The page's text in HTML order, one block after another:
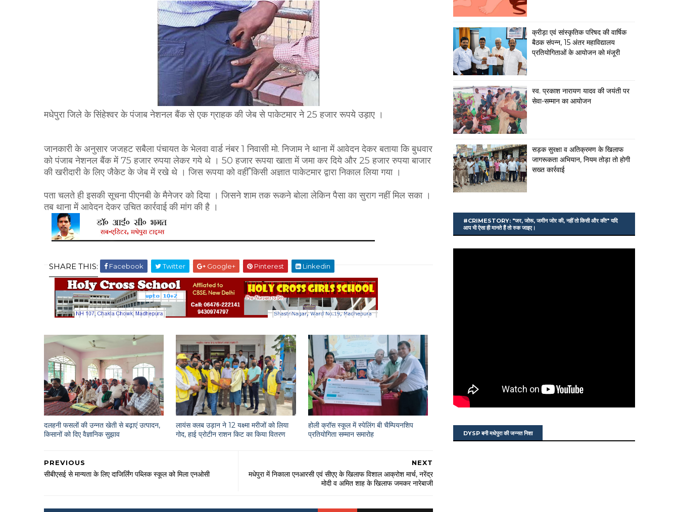
मधेपुरा जिले के सिंहेश्वर के पंजाब नेशनल बैंक से एक ग्राहक की जेब से पाकेटमार ने 25 हजार रूपये उड़ाए ।
जानकारी के अनुसार जजहट सबैला पंचायत के भेलवा वार्ड नंबर 1 निवासी मो. निजाम ने थाना में आवेदन देकर बताया कि बुधवार
को पंजाब नेशनल बैंक में 75 हजार रुपया लेकर गये थे । 50 हजार रूपया खाता में जमा कर दिये और 25 हजार रुपया बाजार
की खरीदारी के लिए जैकेट के जेब में रखे थे । जिस रूपया को वहीँ किसी अज्ञात पाकेटमार द्वारा निकाल लिया गया ।
पता चलते ही इसकी सूचना पीएनबी के मैनेजर को दिया । जिसने शाम तक रूकने बोला लेकिन पैसा का सुराग नहीं मिल सका ।
तब थाना में आवेदन देकर उचित कार्रवाई की मांग की है ।
SHARE THIS: Facebook Twitter Google+ Pinterest Linkedin
दलहनी फसलों की उन्नत खेती से बढ़ाएं उत्पादन,
किसानों को दिए वैज्ञानिक सुझाव
लायंस क्लब उड़ान ने 12 यक्ष्मा मरीजों को लिया
गोद, हाई प्रोटीन राशन किट का किया वितरण
होली क्रॉस स्कूल में स्पेलिंग बी चैम्पियनशिप
प्रतियोगिता सम्मान समारोह
NEXT
मधेपुरा में निकाला एनआरसी एवं सीएए के खिलाफ विशाल आक्रोश मार्च, नरेंद्र
मोदी व अमित शाह के खिलाफ जमकर नारेबाजी
PREVIOUS
सीबीएसई से मान्यता के लिए दाजिर्लिंग पब्लिक स्कूल को मिला एनओसी
क्रीड़ा एवं सांस्कृतिक परिषद की वार्षिक
बैठक संपन्न, 15 अंतर महाविद्यालय
प्रतियोगिताओं के आयोजन को मंजूरी
स्व. प्रकाश नारायण यादव की जयंती पर
सेवा-सम्मान का आयोजन
सड़क सुरक्षा व अतिक्रमण के खिलाफ
जागरूकता अभियान, नियम तोड़ा तो होगी
सख्त कार्रवाई
#CRIMESTORY: "जर, जोरू, जमीन जोर की, नहीं तो किसी और की!" यदि
आप भी ऐसा ही मानते हैं तो रुक जाइए।
DYSP बनी मधेपुरा की जन्नत निशा